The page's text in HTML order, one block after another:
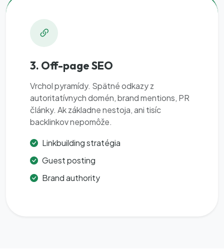
3. Off-page SEO
Vrchol pyramídy. Spätné odkazy z
autoritatívnych domén, brand mentions, PR
články. Ak základne nestoja, ani tisíc
backlinkov nepomôže.
Linkbuilding stratégia
Guest posting
Brand authority